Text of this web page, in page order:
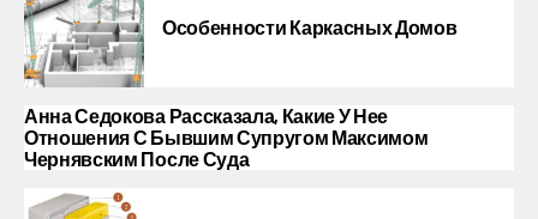
Особенности Каркасных Домов
Анна Седокова Рассказала, Какие У Нее
Отношения С Бывшим Супругом Максимом
Чернявским После Суда